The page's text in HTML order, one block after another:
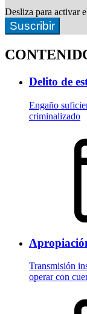
Desliza para activar
Suscribir
Delito de
Engaño
criminalizado
Transmisión
operar con